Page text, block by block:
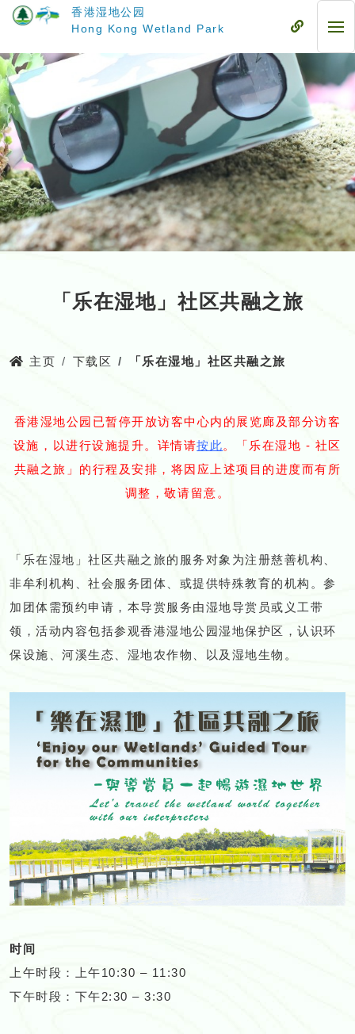
要
内
容
香港湿地公园
Hong Kong Wetland Park
流
式
目
录
流
动
目
录
「乐在湿地」社区共融之旅
主页 下载区 「乐在湿地」社区共融之旅
香港湿地公园已暂停开放访客中心内的展览廊及部分访客
设施，以进行设施提升。详情请按此。「乐在湿地 - 社区
共融之旅」的行程及安排，将因应上述项目的进度而有所
调整，敬请留意。
「乐在湿地」社区共融之旅的服务对象为注册慈善机构、
非牟利机构、社会服务团体、或提供特殊教育的机构。参
加团体需预约申请，本导赏服务由湿地导赏员或义工带
领，活动内容包括参观香港湿地公园湿地保护区，认识环
保设施、河溪生态、湿地农作物、以及湿地生物。
时间
上午时段：上午10:30 – 11:30
下午时段：下午2:30 – 3:30